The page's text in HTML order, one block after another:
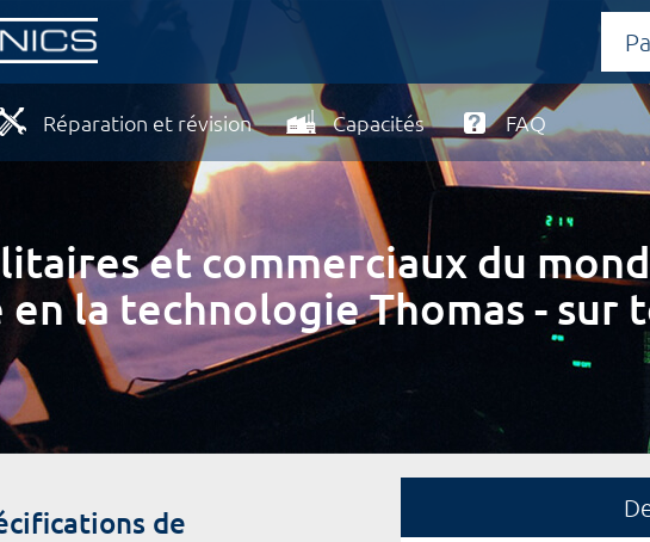
Réparation et révision Capacités FAQ
et commerciaux du
la technologie Thomas - sur
de